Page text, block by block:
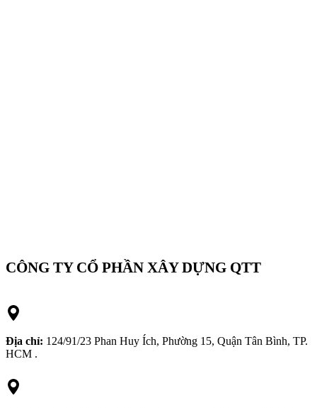
CÔNG TY CỔ PHẦN XÂY DỰNG QTT
Địa chỉ: 124/91/23 Phan Huy Ích, Phường 15, Quận Tân Bình, TP.
HCM .